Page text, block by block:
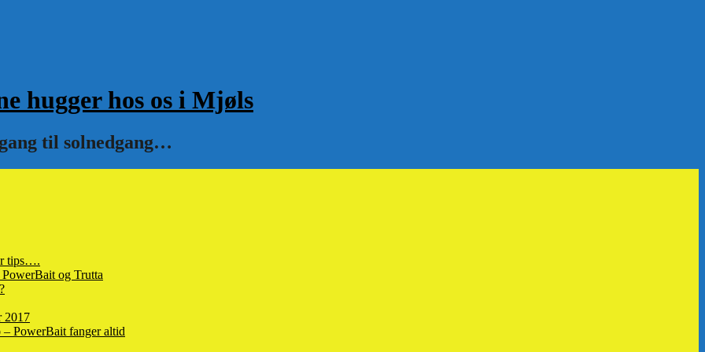
hugger hos os i Mjøls
til solnedgang…
tips….
og Trutta
2017
PowerBait fanger altid